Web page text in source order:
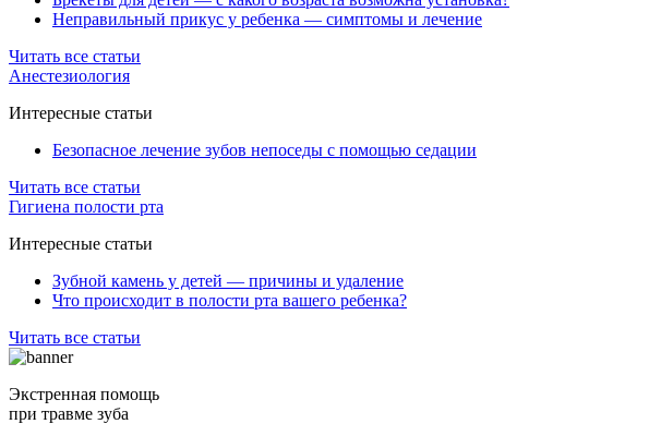
Неправильный прикус у ребенка — симптомы и лечение
Читать все статьи
Анестезиология
Интересные статьи
Безопасное лечение зубов непоседы с помощью седации
Читать все статьи
Гигиена полости рта
Интересные статьи
Зубной камень у детей — причины и удаление
Что происходит в полости рта вашего ребенка?
Читать все статьи
Экстренная помощь
при травме зуба